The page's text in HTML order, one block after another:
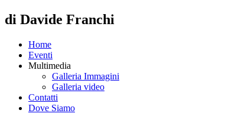
di Davide Franchi
Home
Eventi
Multimedia
Galleria Immagini
Galleria video
Contatti
Dove Siamo